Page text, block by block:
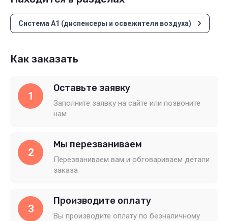
Система А1 (диспенсеры и освежители воздуха)
Как заказать
1
Оставьте заявку
Заполните заявку на сайте или позвоните
нам
2
Мы перезваниваем
Перезваниваем вам и обговариваем детали
заказа
3
Производите оплату
Вы производите оплату по безналичному